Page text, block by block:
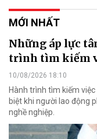
MỚI NHẤT
Những áp lực
trình tìm kiếm
10/08/2026 18:10
Hành trình tìm kiếm
biệt khi người lao động
nghề nghiệp.